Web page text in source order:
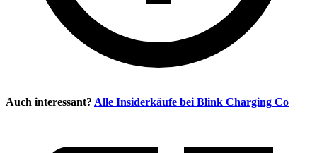
Auch interessant? Alle Insiderkäufe bei Blink Charging Co